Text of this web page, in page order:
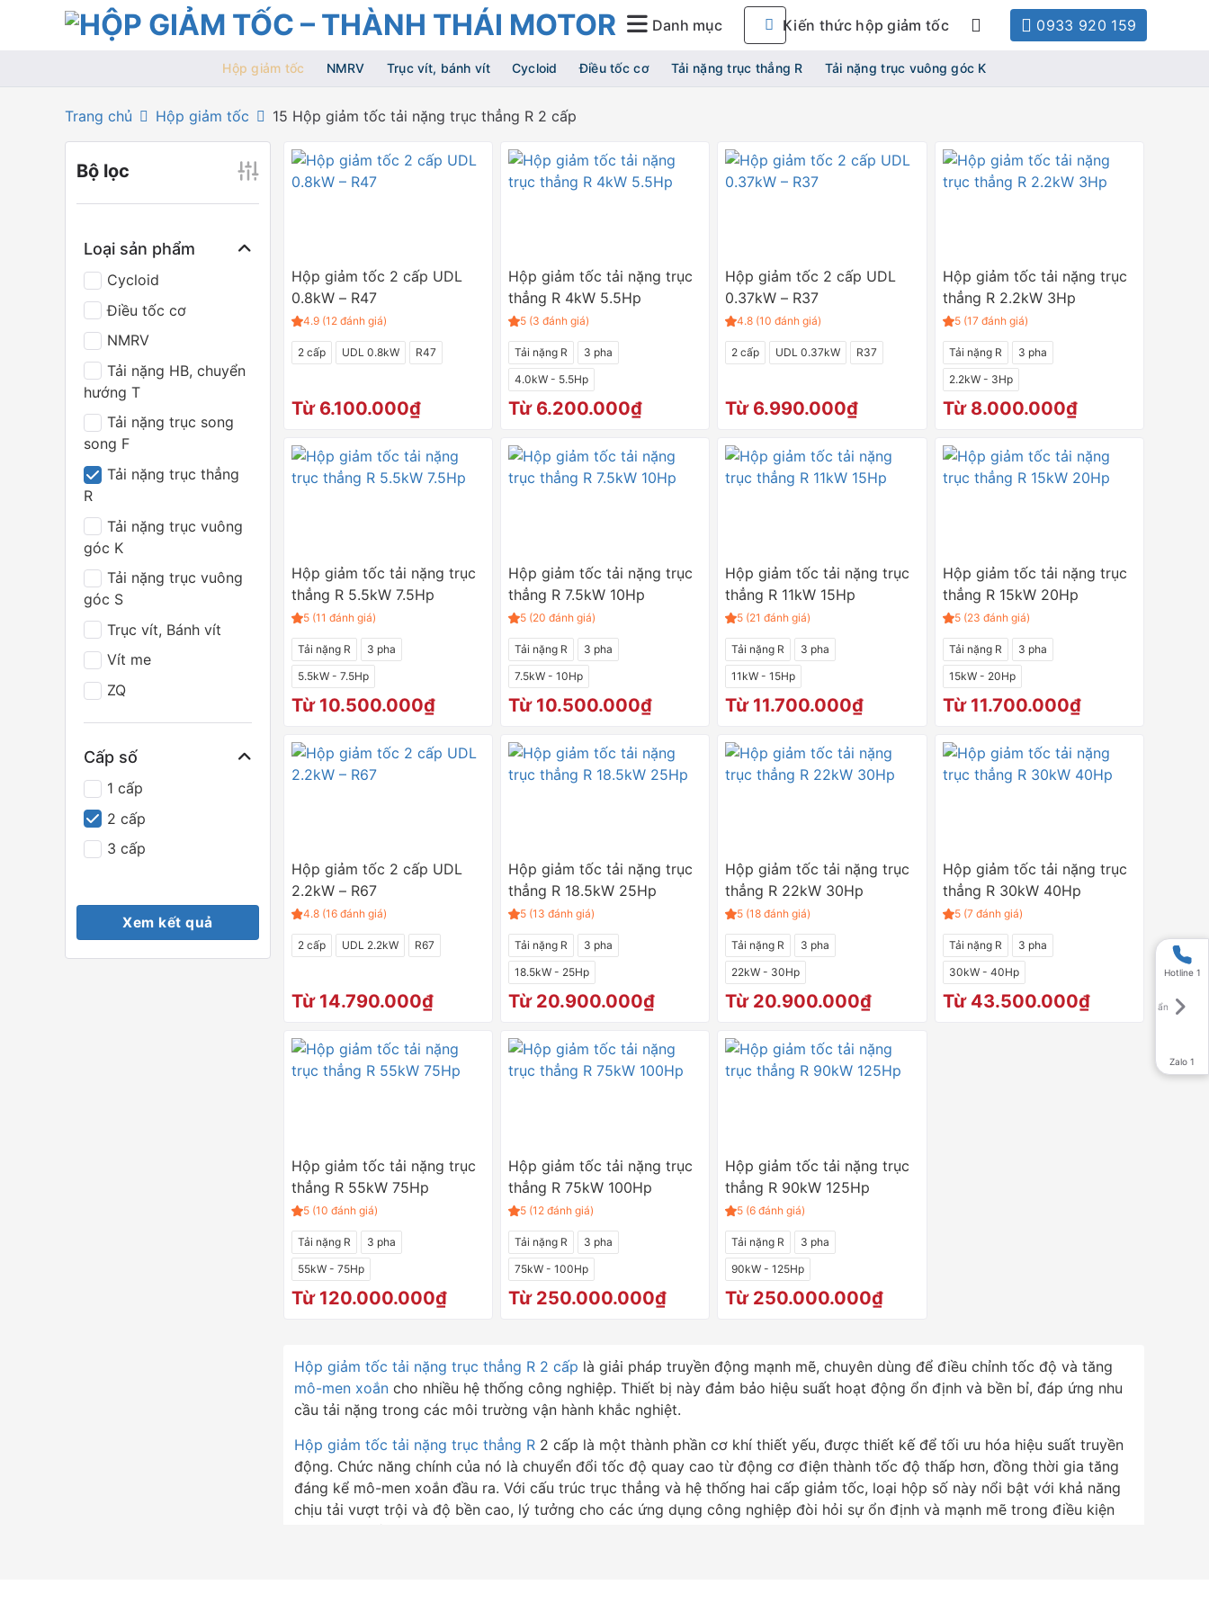
Danh mục
Tìm
kiếm:
Kiến thức hộp giảm tốc 0933 920 159
Hộp giảm tốc NMRV Trục vít, bánh vít Cycloid Điều tốc cơ Tải nặng trục thẳng R Tải nặng trục vuông góc K
Trang chủ Hộp giảm tốc 15 Hộp giảm tốc tải nặng trục thẳng R 2 cấp
Bộ lọc
Loại sản phẩm
Cycloid
Điều tốc cơ
NMRV
Tải nặng HB, chuyển
hướng T
Tải nặng trục song
song F
Tải nặng trục thẳng
R
Tải nặng trục vuông
góc K
Tải nặng trục vuông
góc S
Trục vít, Bánh vít
Vít me
ZQ
Cấp số
1 cấp
2 cấp
3 cấp
Xem kết quả
Hộp giảm tốc 2 cấp UDL
0.8kW – R47
4.9 (12 đánh giá)
2 cấp UDL 0.8kW R47
Từ 6.100.000₫
Hộp giảm tốc tải nặng trục
thẳng R 4kW 5.5Hp
5 (3 đánh giá)
Tải nặng R
3 pha
4.0kW - 5.5Hp
Từ 6.200.000₫
Hộp giảm tốc 2 cấp UDL
0.37kW – R37
4.8 (10 đánh giá)
2 cấp UDL 0.37kW R37
Từ 6.990.000₫
Hộp giảm tốc tải nặng trục
thẳng R 2.2kW 3Hp
5 (17 đánh giá)
Tải nặng R
3 pha
2.2kW - 3Hp
Từ 8.000.000₫
Hộp giảm tốc tải nặng trục
thẳng R 5.5kW 7.5Hp
5 (11 đánh giá)
Tải nặng R
3 pha
5.5kW - 7.5Hp
Từ 10.500.000₫
Hộp giảm tốc tải nặng trục
thẳng R 7.5kW 10Hp
5 (20 đánh giá)
Tải nặng R
3 pha
7.5kW - 10Hp
Từ 10.500.000₫
Hộp giảm tốc tải nặng trục
thẳng R 11kW 15Hp
5 (21 đánh giá)
Tải nặng R
3 pha
11kW - 15Hp
Từ 11.700.000₫
Hộp giảm tốc tải nặng trục
thẳng R 15kW 20Hp
5 (23 đánh giá)
Tải nặng R
3 pha
15kW - 20Hp
Từ 11.700.000₫
Hộp giảm tốc 2 cấp UDL
2.2kW – R67
4.8 (16 đánh giá)
2 cấp UDL 2.2kW R67
Từ 14.790.000₫
Hộp giảm tốc tải nặng trục
thẳng R 18.5kW 25Hp
5 (13 đánh giá)
Tải nặng R
3 pha
18.5kW - 25Hp
Từ 20.900.000₫
Hộp giảm tốc tải nặng trục
thẳng R 22kW 30Hp
5 (18 đánh giá)
Tải nặng R
3 pha
22kW - 30Hp
Từ 20.900.000₫
Hộp giảm tốc tải nặng trục
thẳng R 30kW 40Hp
5 (7 đánh giá)
Tải nặng R
3 pha
30kW - 40Hp
Từ 43.500.000₫
Hộp giảm tốc tải nặng trục
thẳng R 55kW 75Hp
5 (10 đánh giá)
Tải nặng R
3 pha
55kW - 75Hp
Từ 120.000.000₫
Hộp giảm tốc tải nặng trục
thẳng R 75kW 100Hp
5 (12 đánh giá)
Tải nặng R
3 pha
75kW - 100Hp
Từ 250.000.000₫
Hộp giảm tốc tải nặng trục
thẳng R 90kW 125Hp
5 (6 đánh giá)
Tải nặng R
3 pha
90kW - 125Hp
Từ 250.000.000₫
Hộp giảm tốc tải nặng trục thẳng R 2 cấp là giải pháp truyền động mạnh mẽ, chuyên dùng để điều chỉnh tốc độ và tăng
mô-men xoắncho nhiều hệ thống công nghiệp. Thiết bị này đảm bảo hiệu suất hoạt động ổn định và bền bỉ, đáp ứng nhu
cầu tải nặng trong các môi trường vận hành khắc nghiệt.
Hộp giảm tốc tải nặng trục thẳng R2 cấp là một thành phần cơ khí thiết yếu, được thiết kế để tối ưu hóa hiệu suất truyền
động. Chức năng chính của nó là chuyển đổi tốc độ quay cao từ động cơ điện thành tốc độ thấp hơn, đồng thời gia tăng
đáng kể mô-men xoắn đầu ra. Với cấu trúc trục thẳng và hệ thống hai cấp giảm tốc, loại hộp số này nổi bật với khả năng
chịu tải vượt trội và độ bền cao, lý tưởng cho các ứng dụng công nghiệp đòi hỏi sự ổn định và mạnh mẽ trong điều kiện
Hotline 1
Zalo 1